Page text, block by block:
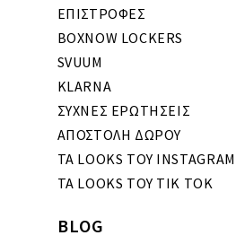
ΕΠΙΣΤΡΟΦΕΣ
BOXNOW LOCKERS
SVUUM
KLARNA
ΣΥΧΝΕΣ ΕΡΩΤΗΣΕΙΣ
ΑΠΟΣΤΟΛΗ ΔΩΡΟΥ
ΤΑ LOOKS ΤΟΥ INSTAGRAM
ΤΑ LOOKS ΤΟΥ TIK TOK
BLOG